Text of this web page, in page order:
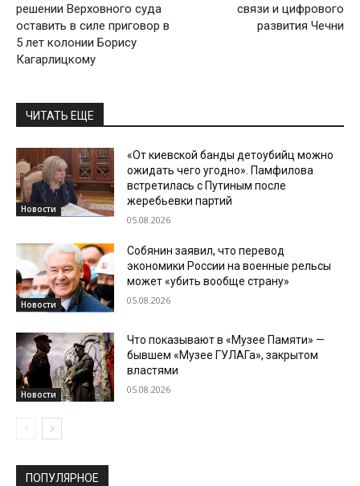
решении Верховного суда
оставить в силе приговор в
5 лет колонии Борису
Кагарлицкому
связи и цифрового
развития Чечни
ЧИТАТЬ ЕЩЕ
Новости
«От киевской банды детоубийц можно
ожидать чего угодно». Памфилова
встретилась с Путиным после
жеребьевки партий
05.08.2026
Новости
Собянин заявил, что перевод
экономики России на военные рельсы
может «убить вообще страну»
05.08.2026
Новости
Что показывают в «Музее Памяти» —
бывшем «Музее ГУЛАГа», закрытом
властями
05.08.2026
ПОПУЛЯРНОЕ